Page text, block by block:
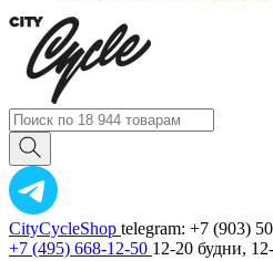
CityCycleShop telegram: +7 (903)
+7 (495) 668-12-50 12-20 будни,